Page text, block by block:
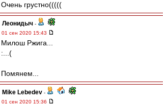
Очень грустно(((((
Леонидыч -
01 сен 2020 15:43
Милош Ржига...
:...(
Помянем...
Mike Lebedev -
01 сен 2020 15:36